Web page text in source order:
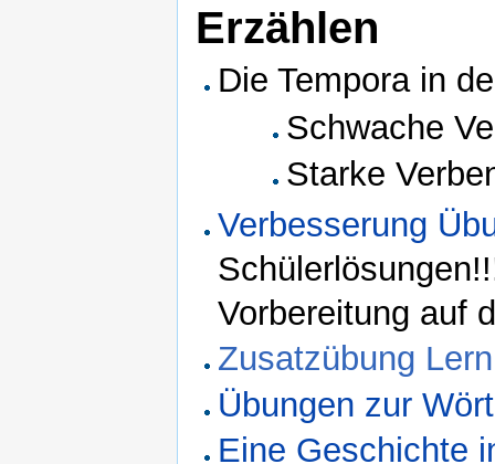
Erzählen
Die Tempora in
Schwache
Starke
Verbesserung
Vorbereitung auf
Zusatzübung
Übungen zur
Eine Geschichte